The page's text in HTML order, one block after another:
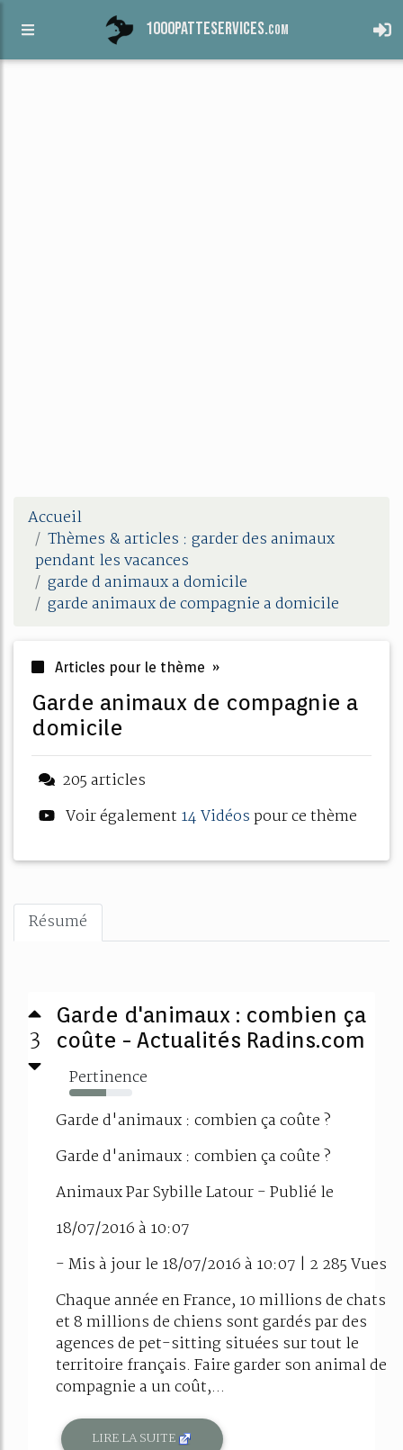
1000patteservices.com
Accueil
Thèmes & articles : garder des animaux
pendant les vacances
garde d animaux a domicile
garde animaux de compagnie a domicile
Articles pour le thème »
garde animaux de compagnie a
domicile
205 articles
Voir également 14 Vidéospour ce thème
Résumé
3
Garde d'animaux : combien ça
coûte - Actualités Radins.com
Pertinence
58%
Garde d'animaux : combien ça coûte ?
Garde d'animaux : combien ça coûte ?
Animaux Par Sybille Latour - Publié le
18/07/2016 à 10:07
- Mis à jour le 18/07/2016 à 10:07 | 2 285 Vues
Chaque année en France, 10 millions de chats
et 8 millions de chiens sont gardés par des
agences de pet-sitting situées sur tout le
territoire français. Faire garder son animal de
compagnie a un coût,...
LIRE LA SUITE